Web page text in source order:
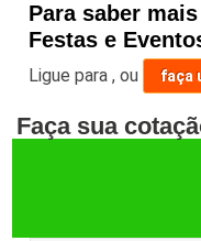
Para saber
Festas e
Ligue para,ou faça
Faça sua